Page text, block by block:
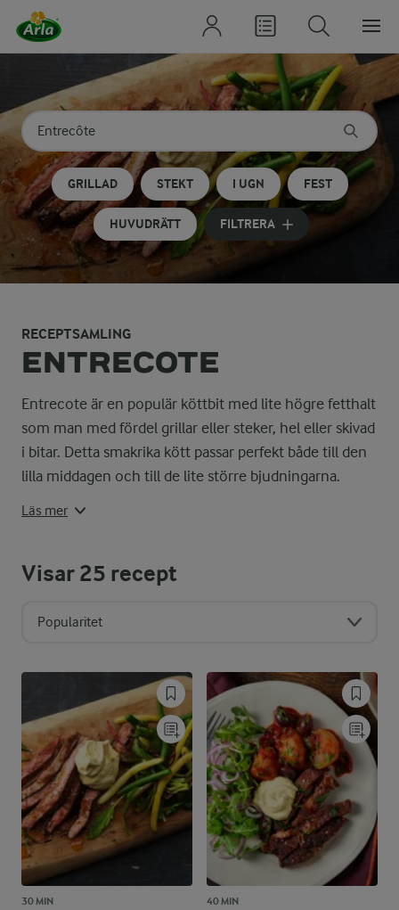
Sök på kategori eller ingrediens
Skriv in sökord för att få förslag
GRILLAD STEKT I UGN FEST
HUVUDRÄTT FILTRERA
RECEPTSAMLING
ENTRECOTE
Entrecote är en populär köttbit med lite högre fetthalt
som man med fördel grillar eller steker, hel eller skivad
i bitar. Detta smakrika kött passar perfekt både till den
lilla middagen och till de lite större bjudningarna.
Tillagning och
Stektid ca. 2½ min på varje sida
Läs mer
Visar25 recept
Popularitet
30 MIN 40 MIN